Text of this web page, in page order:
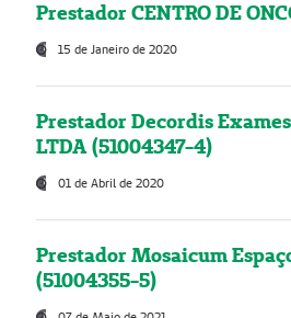
Prestador CENTRO DE
15 de Janeiro de 2020
Prestador Decordis
LTDA (51004347-4)
01 de Abril de 2020
Prestador Mosaicum
(51004355-5)